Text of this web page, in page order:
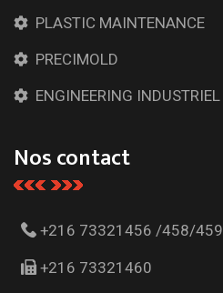
PLASTIC MAINTENANCE
PRECIMOLD
ENGINEERING INDUSTRIEL
Nos contact
+216 73321456 /458/459
+216 73321460